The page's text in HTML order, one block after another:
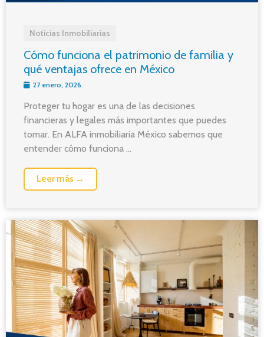
Noticias Inmobiliarias
Cómo funciona el patrimonio de familia y
qué ventajas ofrece en México
27 enero, 2026
Proteger tu hogar es una de las decisiones
financieras y legales más importantes que puedes
tomar. En ALFA inmobiliaria México sabemos que
entender cómo funciona ...
Leer más →